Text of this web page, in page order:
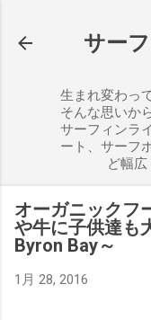
サー
生まれ変わっ
そんな思いか
サーフィンラ
ート、サーフ
ど幅広
オーガニックフ
や牛に子供達も
Byron Bay～
1月 28, 2016